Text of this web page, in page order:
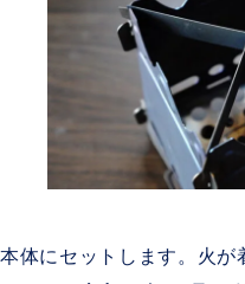
本体にセットします。火が